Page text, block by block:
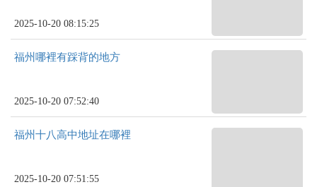
2025-10-20 08:15:25
福州哪裡有踩背的地方
2025-10-20 07:52:40
福州十八高中地址在哪裡
2025-10-20 07:51:55